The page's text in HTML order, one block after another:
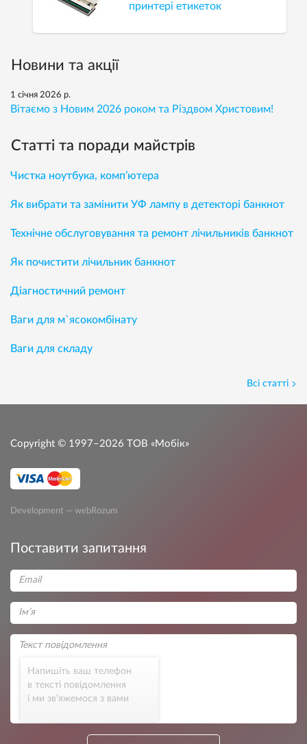
принтері етикеток
Новини та акції
1 січня 2026 р.
Вітаємо з Новим 2026 роком та Різдвом Христовим!
Статті та поради майстрів
Чистка ноутбука, комп’ютера
Як вибрати та замінити УФ лампу в детекторі банкнот
Технічне обслуговування та ремонт лічильників банкнот
Як почистити лічильник банкнот
Діагностичний ремонт
Ваги для м`ясокомбінату
Ваги для складу
Всі статті
Copyright © 1997–2026 ТОВ «Мобік»
Development — webRozum
Поставити запитання
Напишіть ваш телефон
в тексті повідомлення
і ми зв’яжемося з вами